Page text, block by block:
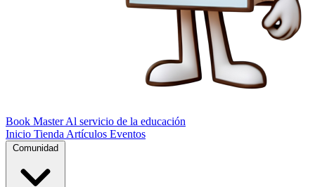
Book Master Al servicio de la educación
Inicio Tienda Artículos Eventos
Comunidad